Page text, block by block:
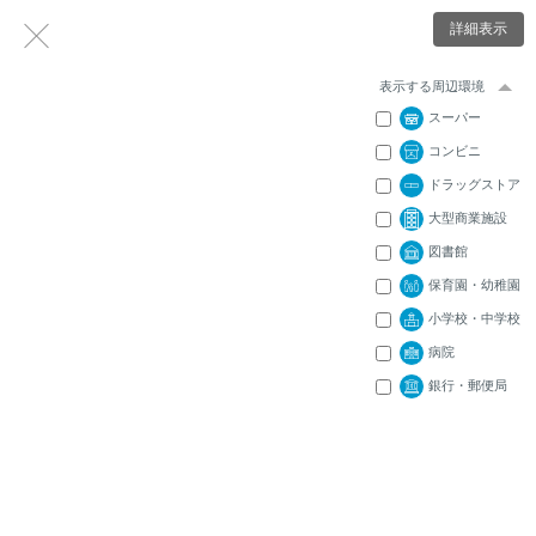
詳細表示
表示する周辺環境
スーパー
コンビニ
ドラッグストア
大型商業施設
図書館
保育園・幼稚園
小学校・中学校
病院
銀行・郵便局